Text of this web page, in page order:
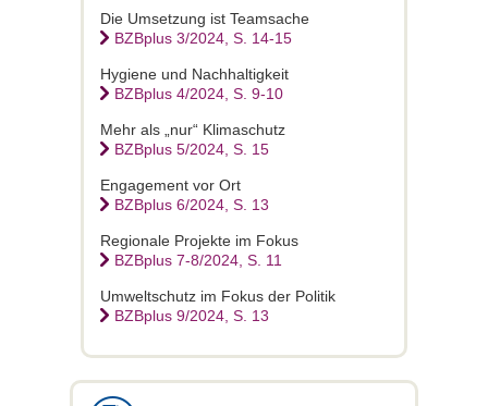
Die Umsetzung ist Teamsache
BZBplus 3/2024, S. 14-15
Hygiene und Nachhaltigkeit
BZBplus 4/2024, S. 9-10
Mehr als „nur“ Klimaschutz
BZBplus 5/2024, S. 15
Engagement vor Ort
BZBplus 6/2024, S. 13
Regionale Projekte im Fokus
BZBplus 7-8/2024, S. 11
Umweltschutz im Fokus der Politik
BZBplus 9/2024, S. 13